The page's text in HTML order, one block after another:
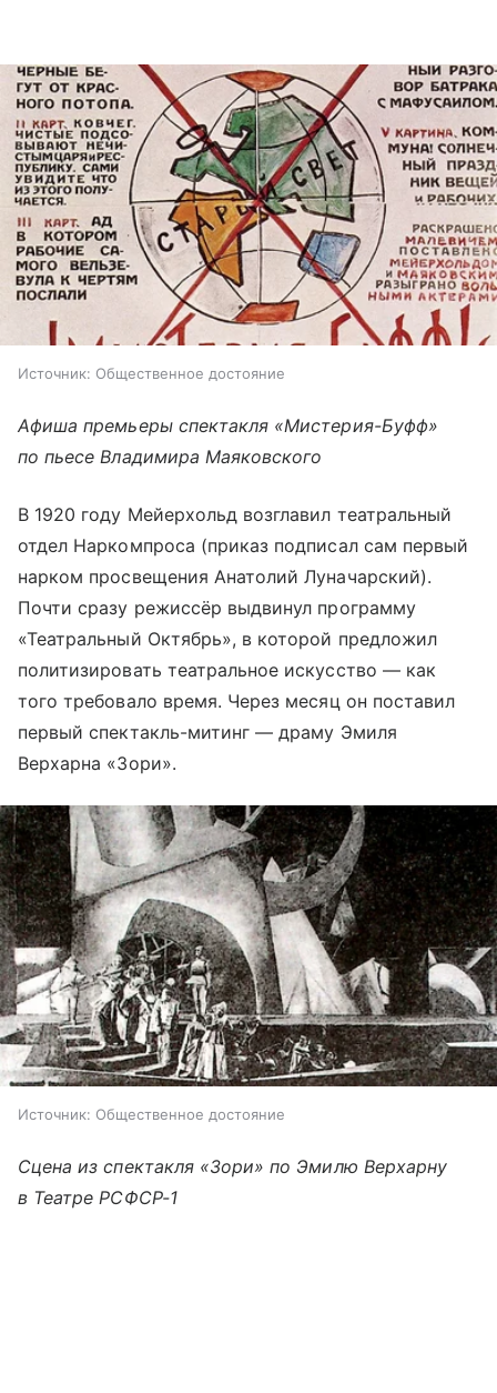
Источник: Общественное достояние
Афиша премьеры спектакля «Мистерия-Буфф»
по пьесе Владимира Маяковского
В 1920 году Мейерхольд возглавил театральный
отдел Наркомпроса (приказ подписал сам первый
нарком просвещения Анатолий Луначарский).
Почти сразу режиссёр выдвинул программу
«Театральный Октябрь», в которой предложил
политизировать театральное искусство — как
того требовало время. Через месяц он поставил
первый спектакль-митинг — драму Эмиля
Верхарна «Зори».
Источник: Общественное достояние
Сцена из спектакля «Зори» по Эмилю Верхарну
в Театре РСФСР-1